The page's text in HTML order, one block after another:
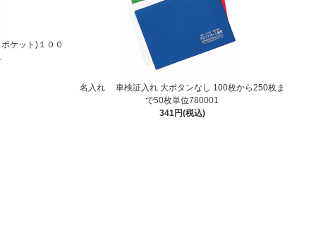
ケット)１００
名入れ 車検証入れ 大ボタンなし 100枚から250枚ま
で50枚単位780001
341円(税込)